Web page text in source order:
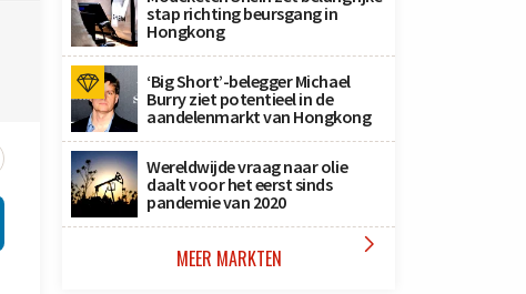
stap richting beursgang in
Hongkong
‘Big Short’-belegger Michael
Burry ziet potentieel in de
aandelenmarkt van Hongkong
Wereldwijde vraag naar olie
daalt voor het eerst sinds
pandemie van 2020
MEER MARKTEN 